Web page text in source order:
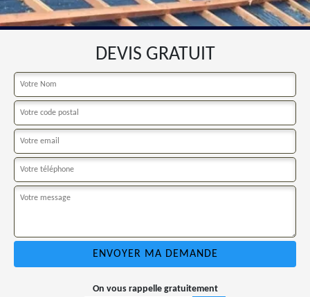
DEVIS GRATUIT
On vous rappelle gratuitement